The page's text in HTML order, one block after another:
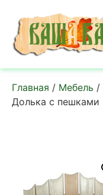
Главная / Мебель /
Долька с пешками